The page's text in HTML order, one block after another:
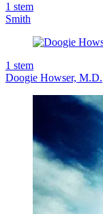
1 stem
Smith
1 stem
Doogie Howser, M.D.